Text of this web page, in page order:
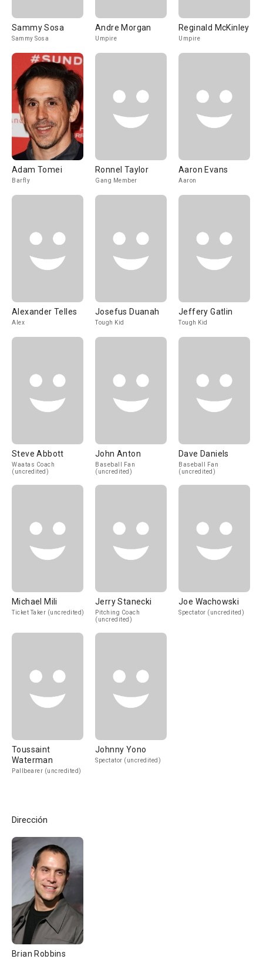
Sammy Sosa
Sammy Sosa
Andre Morgan
Umpire
Reginald McKinley
Umpire
Adam Tomei
Barfly
Ronnel Taylor
Gang Member
Aaron Evans
Aaron
Alexander Telles
Alex
Josefus Duanah
Tough Kid
Jeffery Gatlin
Tough Kid
Steve Abbott
Waatas Coach
(uncredited)
John Anton
Baseball Fan
(uncredited)
Dave Daniels
Baseball Fan
(uncredited)
Michael Mili
Ticket Taker (uncredited)
Jerry Stanecki
Pitching Coach
(uncredited)
Joe Wachowski
Spectator (uncredited)
Toussaint
Waterman
Pallbearer (uncredited)
Johnny Yono
Spectator (uncredited)
Dirección
Brian Robbins